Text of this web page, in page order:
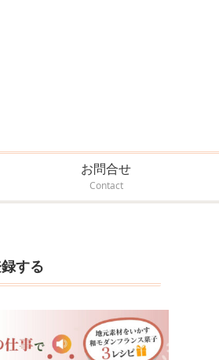
お問合せ
Contact
する